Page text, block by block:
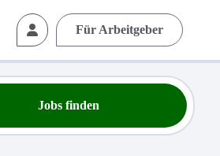
Für Arbeitgeber
Jobs finden